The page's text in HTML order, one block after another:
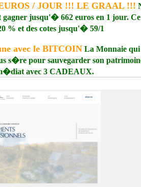
/ JOUR !!! LE GRAAL !!!
jusqu'� 662 euros en 1 jour.
% et des cotes jusqu'� 59/1
avec le BITCOIN La Monnaie
s�re pour sauvegarder son
avec 3 CADEAUX.